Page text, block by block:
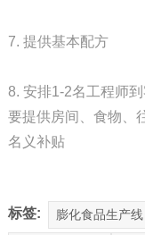
7. 提供基本配方
8. 安排1-2名工程师
要提供房间、食物、
名义补贴
标签: 膨化食品生产线